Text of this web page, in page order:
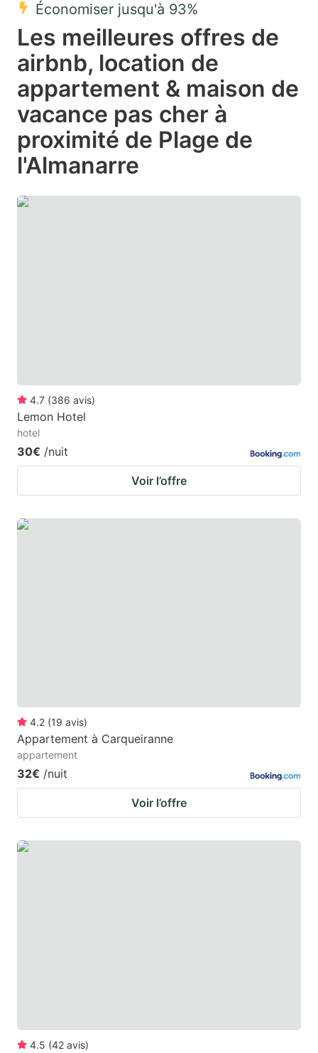
select
date.
Press
question
mark
key
select
a
date.
Press
question
mark
Économiser jusqu'à 93%
Les meilleures offres de
airbnb, location de
appartement & maison de
vacance pas cher à
proximité de Plage de
l'Almanarre
4.7 (386 avis)
Lemon Hotel
hotel
30€ /nuit
Voir l’offre
4.2 (19 avis)
Appartement à Carqueiranne
appartement
32€ /nuit
Voir l’offre
4.5 (42 avis)